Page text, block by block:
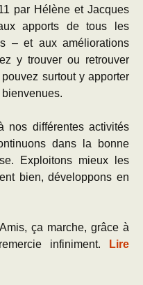
par Hélène et Jacques
apports de tous les
– et aux améliorations
y trouver ou retrouver
surtout y apporter
nos différentes activités
dans la bonne
Exploitons mieux les
bien, développons en
ça marche, grâce à
infiniment.
Lire